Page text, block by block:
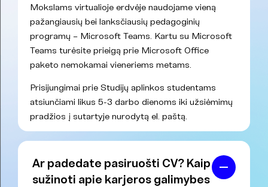
Mokslams virtualioje erdvėje naudojame vieną
pažangiausių bei lanksčiausių pedagoginių
programų – Microsoft Teams. Kartu su Microsoft
Teams turėsite prieigą prie Microsoft Office
paketo nemokamai vieneriems metams.
Prisijungimai prie Studijų aplinkos studentams
atsiunčiami likus 5-3 darbo dienoms iki užsiėmimų
pradžios į sutartyje nurodytą el. paštą.
Ar padedate pasiruošti CV? Kaip
sužinoti apie karjeros galimybes